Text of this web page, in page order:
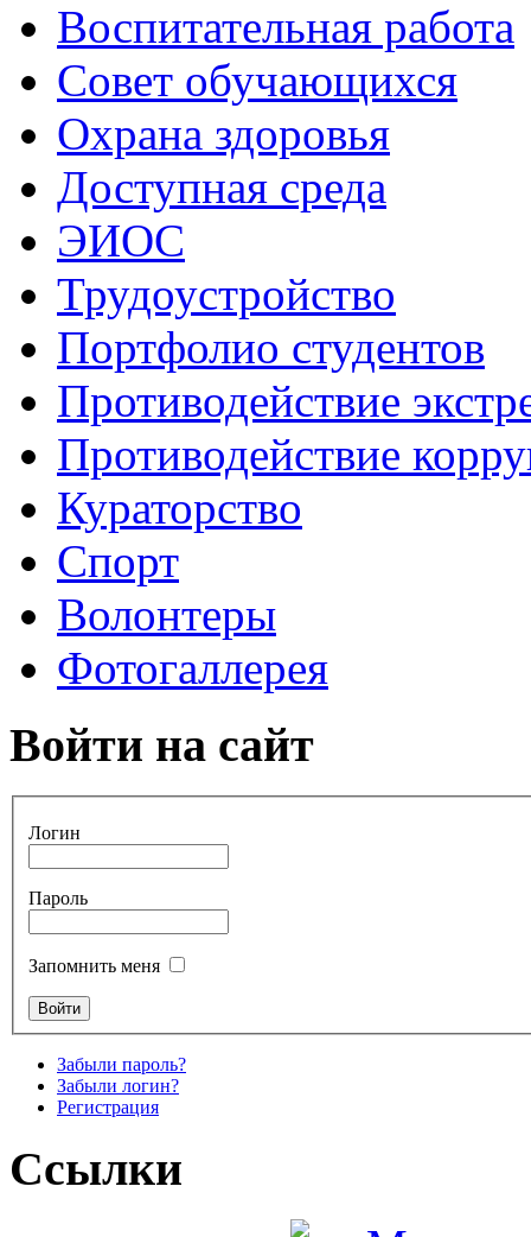
Воспитательная работа
Совет обучающихся
Охрана здоровья
Доступная среда
ЭИОС
Трудоустройство
Портфолио студентов
Противодействие
Противодействие
Кураторство
Спорт
Волонтеры
Фотогаллерея
Войти на сайт
Логин
Пароль
Запомнить меня
Забыли пароль?
Забыли логин?
Регистрация
Ссылки